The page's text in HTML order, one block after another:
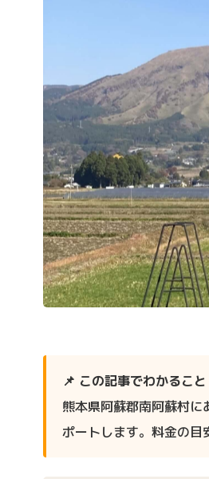
📌 この記事でわかること
熊本県阿蘇郡南阿蘇村に
ポートします。料金の目